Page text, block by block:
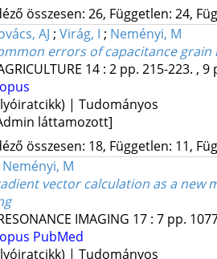
összesen: 26, Független: 24,
AJ ; Virág, I ; Neményi, M
errors of capacitance
14: 2 pp. 215-223. , 9
| Tudományos
láttamozott]
összesen: 18, Független: 11,
Neményi, M
vector calculation as a new
IMAGING 17: 7 pp.
PubMed
| Tudományos